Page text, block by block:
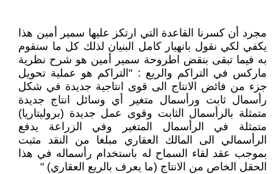
مجرد أن كسرنا القاعدة التي ارتكز عليها سمير أمين هذا
يكفي لكي نقول بانهيار كامل البنيان لذلك كل ما سنقوم
به فيما تبقى بنقض اطروحة سمير أمين هو شرح نظرية
ماركس في التراكم والريع : "التراكم هو عملية تحويل
جزء من فائض الانتاج الى قوى انتاجية جديدة في شكل
رأسمال ثابت ورأسمال متغير أي وسائل انتاج جديدة
متمثلة بالرأسمال الثابت وقوى عمل جديدة (بروليتاريا)
متمثلة في الرأسمال المتغير وفي الزراعة يدفع
الرأسمالي الى المالك العقاري مبلغا من النقد مثبت
بموجب عقد لقاء السماح له باستخدام رأسماله في هذا
الحقل الخاص من الانتاج (ما يعرف بالريع العقاري) "